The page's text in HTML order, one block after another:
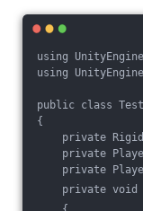
using
using
public class
{
private
private
private
private void